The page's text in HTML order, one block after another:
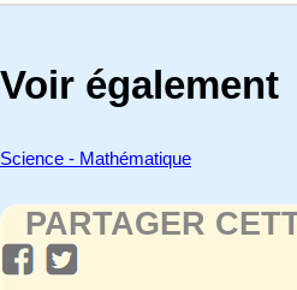
Voir également
Science - Mathématique
PARTAGER